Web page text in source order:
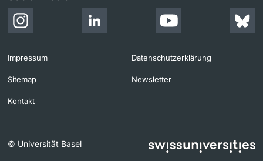
Impressum Datenschutzerklärung
Sitemap Newsletter
Kontakt
© Universität Basel